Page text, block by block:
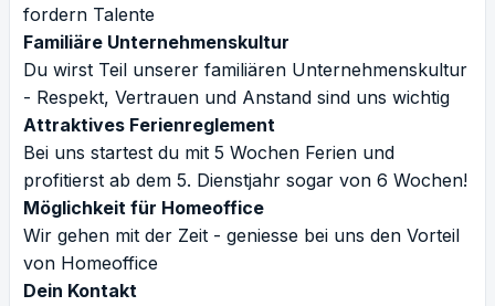
fordern Talente
Familiäre Unternehmenskultur
Du wirst Teil unserer familiären Unternehmenskultur
- Respekt, Vertrauen und Anstand sind uns wichtig
Attraktives Ferienreglement
Bei uns startest du mit 5 Wochen Ferien und
profitierst ab dem 5. Dienstjahr sogar von 6 Wochen!
Möglichkeit für Homeoffice
Wir gehen mit der Zeit - geniesse bei uns den Vorteil
von Homeoffice
Dein Kontakt